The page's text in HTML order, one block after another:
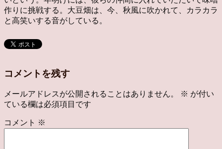
作りに挑戦する。大豆畑は、今、秋風に吹かれて、カラカラ
と高笑いする音がしている。
コメントを残す
メールアドレスが公開されることはありません。 ※ が付い
ている欄は必須項目です
コメント ※